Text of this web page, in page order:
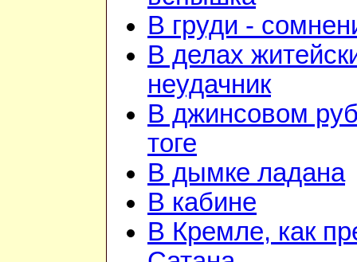
В груди -
В делах
неудачник
В джинсовом
тоге
В дымке ладана
В кабине
В Кремле, как